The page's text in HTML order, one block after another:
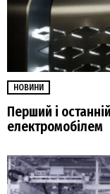
НОВИНИ
Перший і
електромобілем